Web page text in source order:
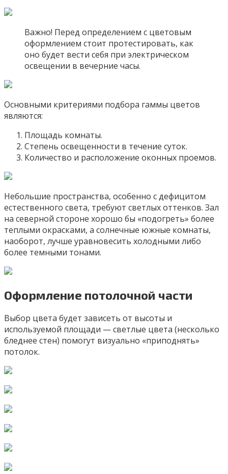
Важно! Перед определением с цветовым
оформлением стоит протестировать, как
оно будет вести себя при электрическом
освещении в вечерние часы.
Основными критериями подбора гаммы цветов
являются:
Площадь комнаты.
Степень освещенности в течение суток.
Количество и расположение оконных проемов.
Небольшие пространства, особенно с дефицитом
естественного света, требуют светлых оттенков. Зал
на северной стороне хорошо бы «подогреть» более
теплыми окрасками, а солнечные южные комнаты,
наоборот, лучше уравновесить холодными либо
более темными тонами.
Оформление потолочной части
Выбор цвета будет зависеть от высоты и
используемой площади — светлые цвета (несколько
бледнее стен) помогут визуально «приподнять»
потолок.